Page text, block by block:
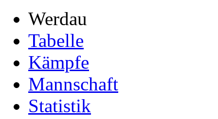
Werdau
Tabelle
Kämpfe
Mannschaft
Statistik